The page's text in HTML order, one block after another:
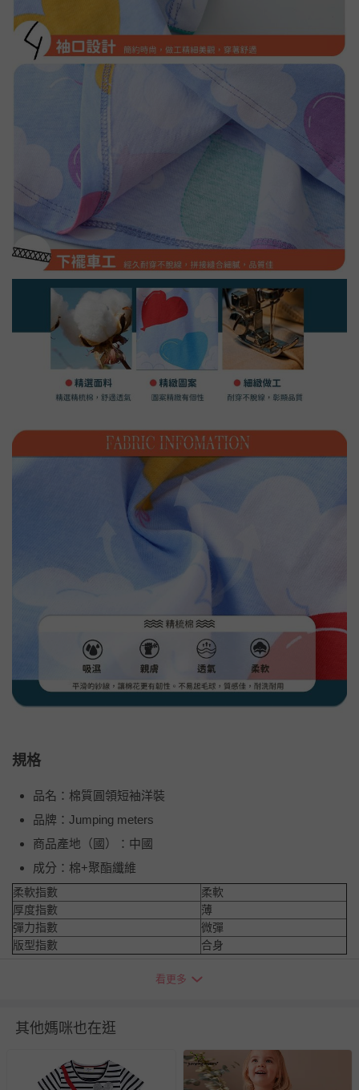
規格
品名：棉質圓領短袖洋裝
品牌：Jumping meters
商品產地（國）：中國
成分：棉+聚酯纖維
柔軟指數
柔軟
厚度指數
薄
彈力指數
微彈
版型指數
合身
4T
57
65 27
12
69 28
12
看更多
其他媽咪也在逛